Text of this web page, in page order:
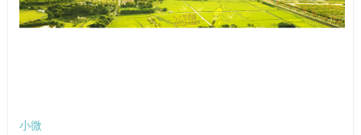
小微